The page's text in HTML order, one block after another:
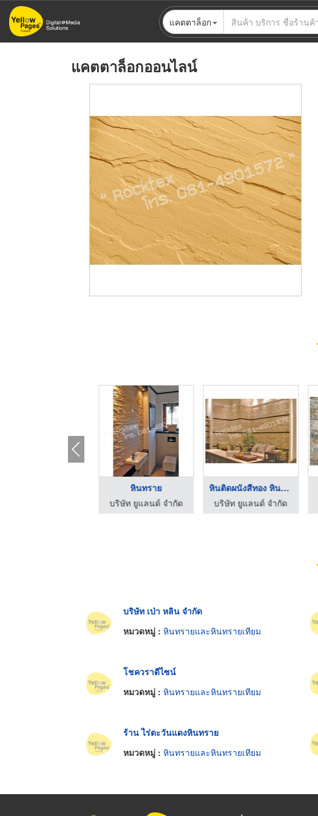
ข้าม
ไป
แคตตาล็อก
แคตตาล็อกออนไลน์
หินทราย
บริษัท ยูแลนด์ จำกัด
หินติดผนังสีทอง หินท ...
บริษัท ยูแลนด์ จำกัด
บริษัท เป่า หลิน จำกัด
หมวดหมู่ : หินทรายและหินทรายเทียม
โชควราดีไซน์
หมวดหมู่ : หินทรายและหินทรายเทียม
ร้าน ไร่ตะวันแดงหินทราย
หมวดหมู่ : หินทรายและหินทรายเทียม